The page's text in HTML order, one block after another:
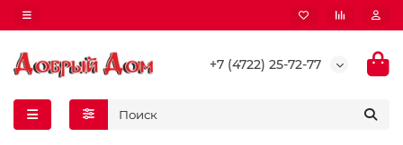
+7 (4722) 25-72-77